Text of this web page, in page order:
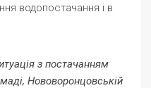
водопостачання і в
з постачанням
Нововоронцовській